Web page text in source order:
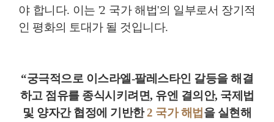
야 합니다. 이는 '2 국가 해법'의 일부로서 장기적
인 평화의 토대가 될 것입니다.
“궁극적으로 이스라엘-팔레스타인 갈등을 해결
하고 점유를 종식시키려면, 유엔 결의안, 국제법
및 양자간 협정에 기반한2 국가 해법 을 실현해